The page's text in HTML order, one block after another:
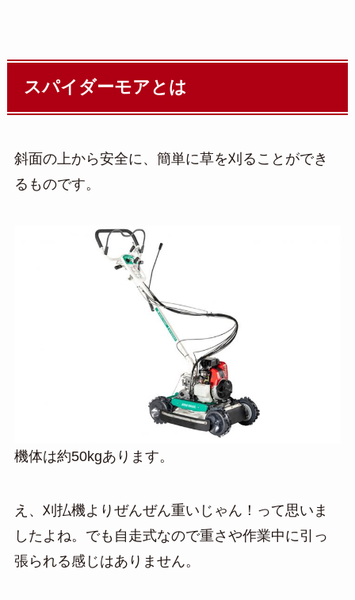
スパイダーモアとは
斜面の上から安全に、簡単に草を刈ることができ
るものです。
機体は約50kgあります。
え、刈払機よりぜんぜん重いじゃん！って思いま
したよね。でも自走式なので重さや作業中に引っ
張られる感じはありません。